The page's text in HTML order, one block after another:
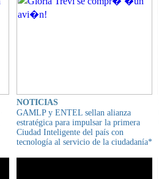
NOTICIAS
GAMLP y ENTEL sellan alianza
estratégica para impulsar la primera
Ciudad Inteligente del país con
tecnología al servicio de la ciudadanía*